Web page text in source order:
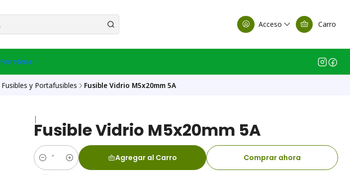
Acceso Carro
Ferreteria
Fusibles y Portafusibles Fusible Vidrio M5x20mm 5A
|
Fusible Vidrio M5x20mm 5A
Cantidad
Agregar al Carro Comprar ahora